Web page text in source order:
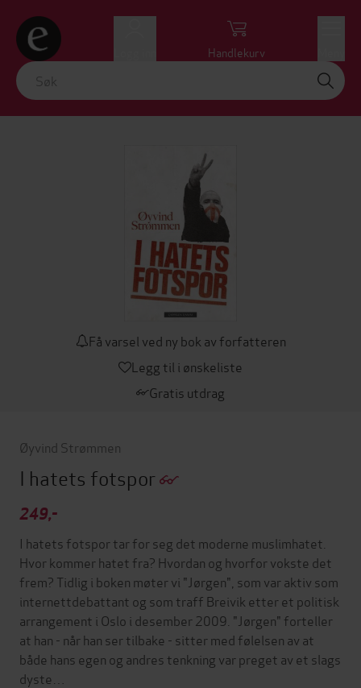
Handlekurv
Få varsel ved ny bok av forfatteren
Legg til i ønskeliste
Gratis utdrag
Øyvind Strømmen
I hatets fotspor
249,-
I hatets fotspor tar for seg det moderne muslimhatet.
Hvor kommer hatet fra? Hvordan og hvorfor vokste det
frem? Tidlig i boken møter vi "Jørgen", som var aktiv som
internettdebattant og som traff Breivik etter et politisk
arrangement i Oslo i desember 2009. "Jørgen" forteller
at han - når han ser tilbake - sitter med følelsen av at
både hans egen og andres tenkning var preget av et slags
dyste…